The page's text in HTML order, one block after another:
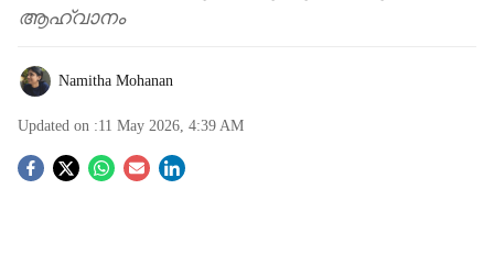
ആഹ്വാനം
Namitha Mohanan
Updated on :11 May 2026, 4:39 AM
S